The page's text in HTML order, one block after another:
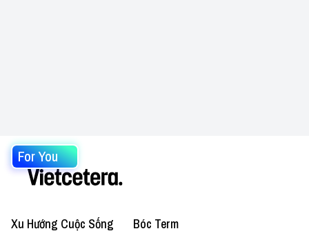
For You
Xu Hướng Cuộc Sống Bóc Term